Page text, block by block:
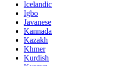
Icelandic
Igbo
Javanese
Kannada
Kazakh
Khmer
Kurdish